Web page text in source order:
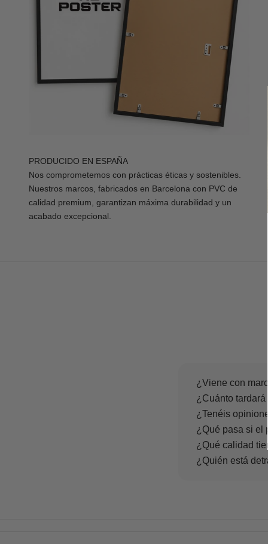
PRODUCIDO EN ESPAÑA
Nos comprometemos con prácticas éticas y sostenibles.
Nuestros marcos, fabricados en Barcelona con PVC de
calidad premium, garantizan máxima durabilidad y un
acabado excepcional.
¿Viene con
¿Cuánto
¿Tenéis
¿Qué pasa si el
¿Qué calidad
¿Quién está